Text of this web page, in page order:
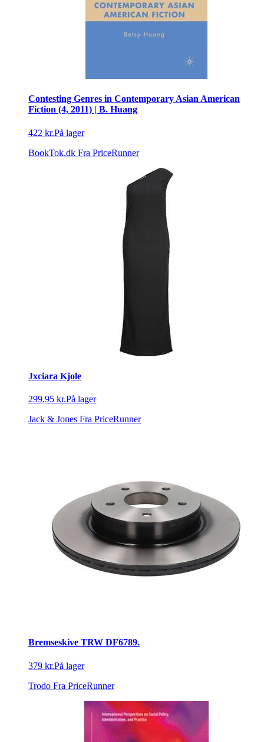
Contesting Genres in Contemporary Asian American
Fiction (4, 2011) | B. Huang
422 kr.På lager
BookTok.dk Fra PriceRunner
Jxciara Kjole
299,95 kr.På lager
Jack & Jones Fra PriceRunner
Bremseskive TRW DF6789.
379 kr.På lager
Trodo Fra PriceRunner